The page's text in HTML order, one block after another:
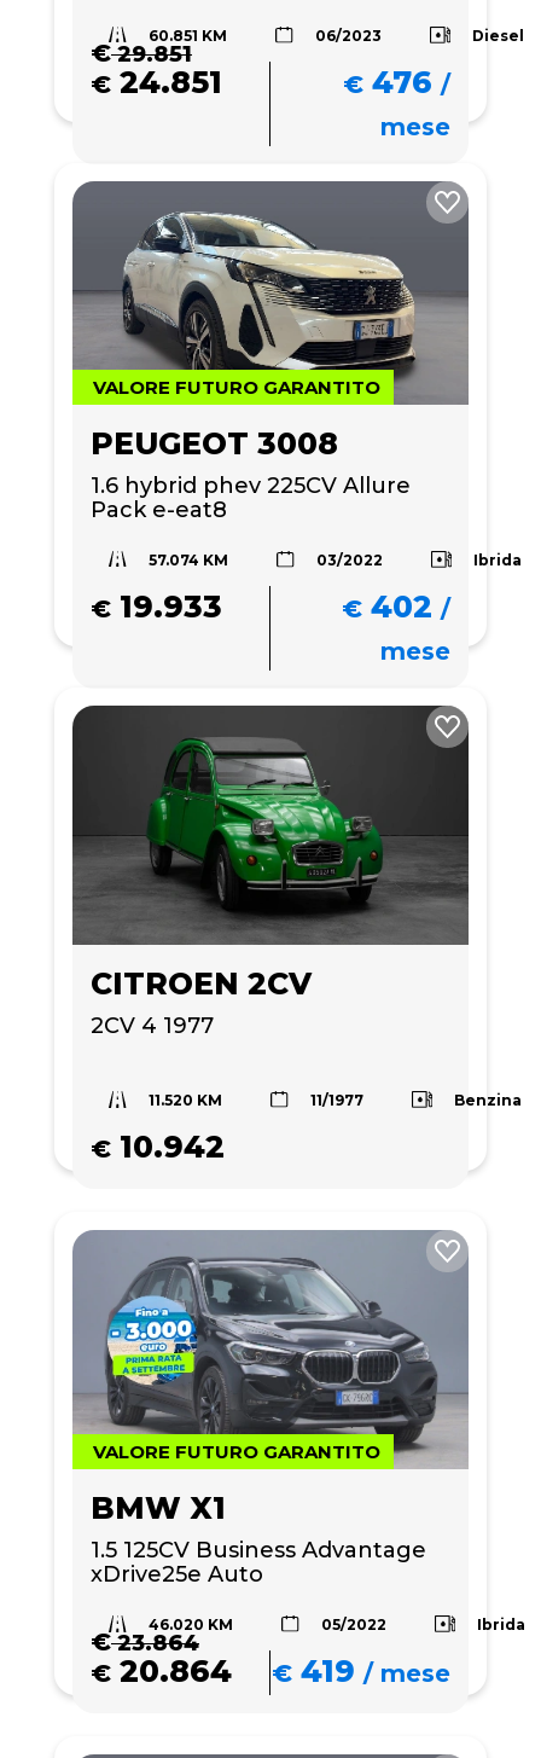
60.851 KM 06/2023 Diesel
€29.851
€ 24.851 € 476 /
mese
VALORE FUTURO GARANTITO
PEUGEOT 3008
1.6 hybrid phev 225CV Allure
Pack e-eat8
57.074 KM 03/2022 Ibrida
€ 19.933 € 402 /
mese
CITROEN 2CV
2CV 4 1977
11.520 KM 11/1977 Benzina
€ 10.942
VALORE FUTURO GARANTITO
BMW X1
1.5 125CV Business Advantage
xDrive25e Auto
46.020 KM 05/2022 Ibrida
€23.864
€ 20.864 € 419 /mese